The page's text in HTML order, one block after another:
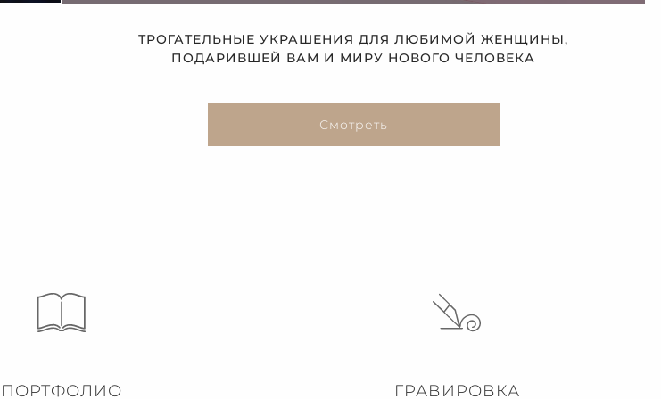
ТРОГАТЕЛЬНЫЕ УКРАШЕНИЯ ДЛЯ ЛЮБИМОЙ ЖЕНЩИНЫ,
ПОДАРИВШЕЙ ВАМ И МИРУ НОВОГО ЧЕЛОВЕКА
Смотреть
ПОРТФОЛИО ГРАВИРОВКА